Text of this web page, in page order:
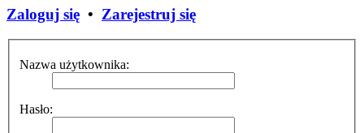
Zaloguj się • Zarejestruj się
Nazwa użytkownika:
Hasło: